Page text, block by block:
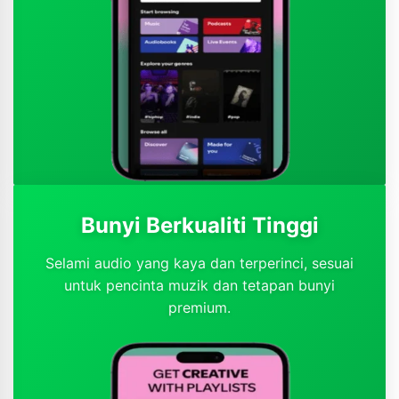
Bunyi Berkualiti Tinggi
Selami audio yang kaya dan terperinci, sesuai
untuk pencinta muzik dan tetapan bunyi
premium.